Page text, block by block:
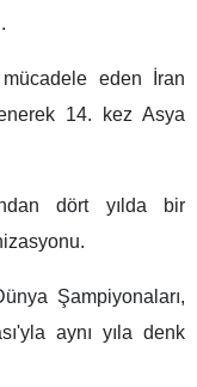
eden İran
14. kez Asya
dört yılda bir
Şampiyonaları,
aynı yıla denk